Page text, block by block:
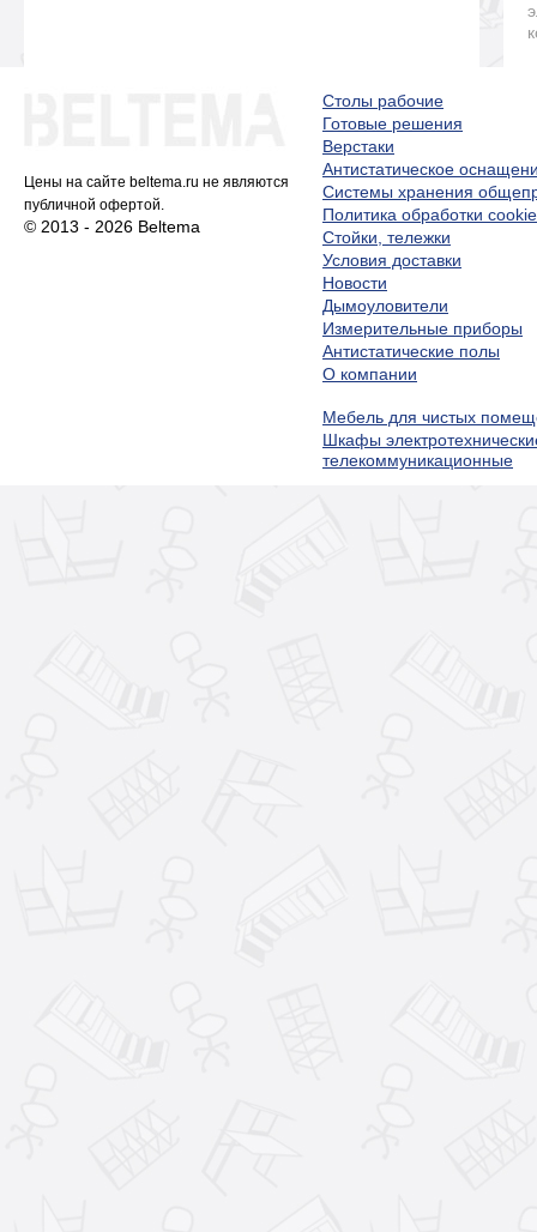
Цены на сайте beltema.ru не являются
публичной офертой.
© 2013 - 2026 Beltema
Столы рабочие
Готовые решения
Верстаки
Антистатическое
Системы хранения
Политика обработки cookie
Стойки, тележки
Условия доставки
Новости
Дымоуловители
Измерительные приборы
Антистатические полы
О компании
Мебель для чистых
Шкафы
телекоммуникационные